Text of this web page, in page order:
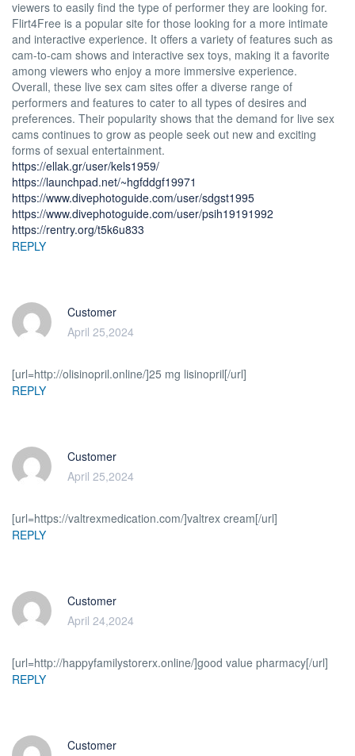
viewers to easily find the type of performer they are looking for.
Flirt4Free is a popular site for those looking for a more intimate
and interactive experience. It offers a variety of features such as
cam-to-cam shows and interactive sex toys, making it a favorite
among viewers who enjoy a more immersive experience.
Overall, these live sex cam sites offer a diverse range of
performers and features to cater to all types of desires and
preferences. Their popularity shows that the demand for live sex
cams continues to grow as people seek out new and exciting
forms of sexual entertainment.
https://ellak.gr/user/kels1959/
https://launchpad.net/~hgfddgf19971
https://www.divephotoguide.com/user/sdgst1995
https://www.divephotoguide.com/user/psih19191992
https://rentry.org/t5k6u833
REPLY
Customer
April 25,2024
[url=http://olisinopril.online/]25 mg lisinopril[/url]
REPLY
Customer
April 25,2024
[url=https://valtrexmedication.com/]valtrex cream[/url]
REPLY
Customer
April 24,2024
[url=http://happyfamilystorerx.online/]good value pharmacy[/url]
REPLY
Customer